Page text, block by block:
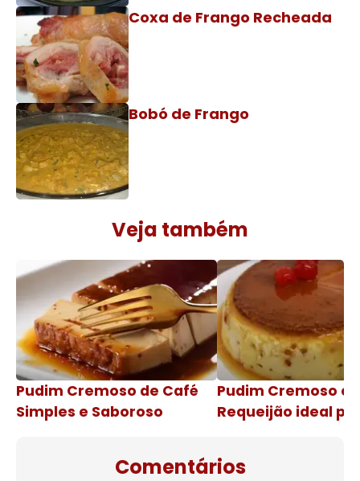
Coxa de Frango Recheada
Bobó de Frango
Veja também
Pudim Cremoso de Café
Simples e Saboroso
Pudim Cremoso
Requeijão ideal
Comentários